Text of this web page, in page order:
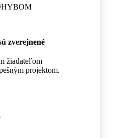
zverejnené
žiadateľom
projektom.